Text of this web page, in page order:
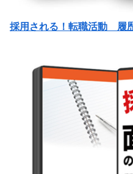
採用される！転職活動 履